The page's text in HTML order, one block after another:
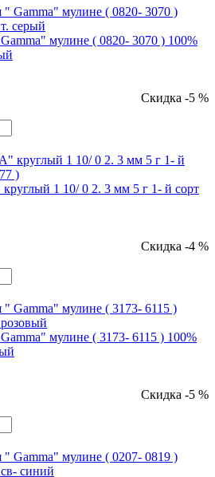
мулине ( 0820- 3070 ) 100%
Скидка -5 %
1 10/ 0 2. 3 мм 5 г 1- й сорт
Скидка -4 %
мулине ( 3173- 6115 ) 100%
Скидка -5 %